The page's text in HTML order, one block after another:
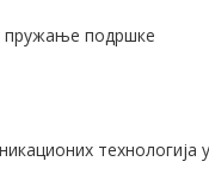
пружање подршке
технологија